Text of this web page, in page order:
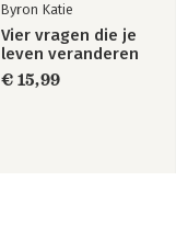
Byron Katie
Vier vragen die je
leven veranderen
€ 15,99